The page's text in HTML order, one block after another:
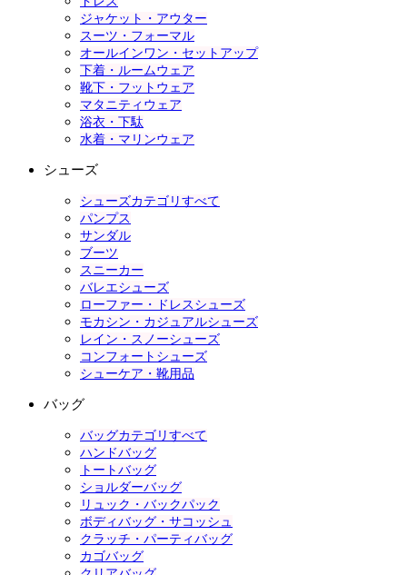
ジャケット・アウター
スーツ・フォーマル
オールインワン・セットアップ
下着・ルームウェア
靴下・フットウェア
マタニティウェア
浴衣・下駄
水着・マリンウェア
シューズ
シューズカテゴリすべて
パンプス
サンダル
ブーツ
スニーカー
バレエシューズ
ローファー・ドレスシューズ
モカシン・カジュアルシューズ
レイン・スノーシューズ
コンフォートシューズ
シューケア・靴用品
バッグ
バッグカテゴリすべて
ハンドバッグ
トートバッグ
ショルダーバッグ
リュック・バックパック
ボディバッグ・サコッシュ
クラッチ・パーティバッグ
カゴバッグ